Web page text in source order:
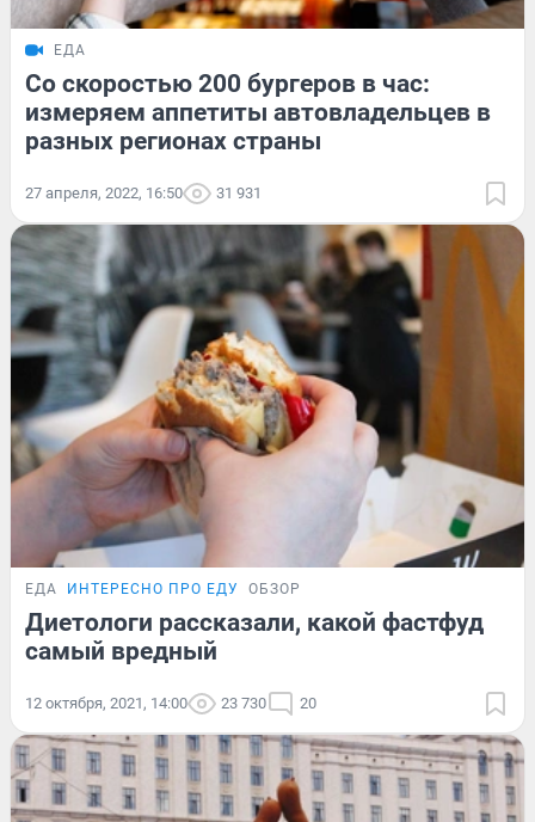
ЕДА
Со скоростью 200 бургеров в час:
измеряем аппетиты автовладельцев в
разных регионах страны
27 апреля, 2022, 16:50 31 931
ЕДА ИНТЕРЕСНО ПРО ЕДУ ОБЗОР
Диетологи рассказали, какой фастфуд
самый вредный
12 октября, 2021, 14:00 23 730 20